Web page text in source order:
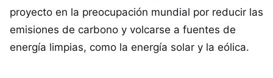
proyecto en la preocupación mundial por reducir las
emisiones de carbono y volcarse a fuentes de
energía limpias, como la energía solar y la eólica.